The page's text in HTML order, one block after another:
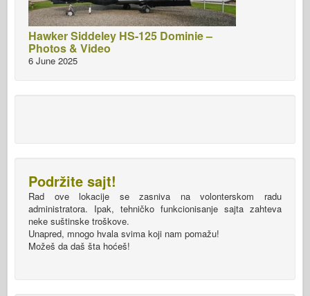
Hawker Siddeley HS-125 Dominie –
Photos & Video
6 June 2025
Podržite sajt!
Rad ove lokacije se zasniva na volonterskom radu
administratora. Ipak, tehničko funkcionisanje sajta zahteva
neke suštinske troškove.
Unapred, mnogo hvala svima koji nam pomažu!
Možeš da daš šta hoćeš!